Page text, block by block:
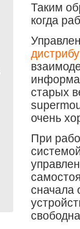
Таким
когда
старых
очень
При
сначала